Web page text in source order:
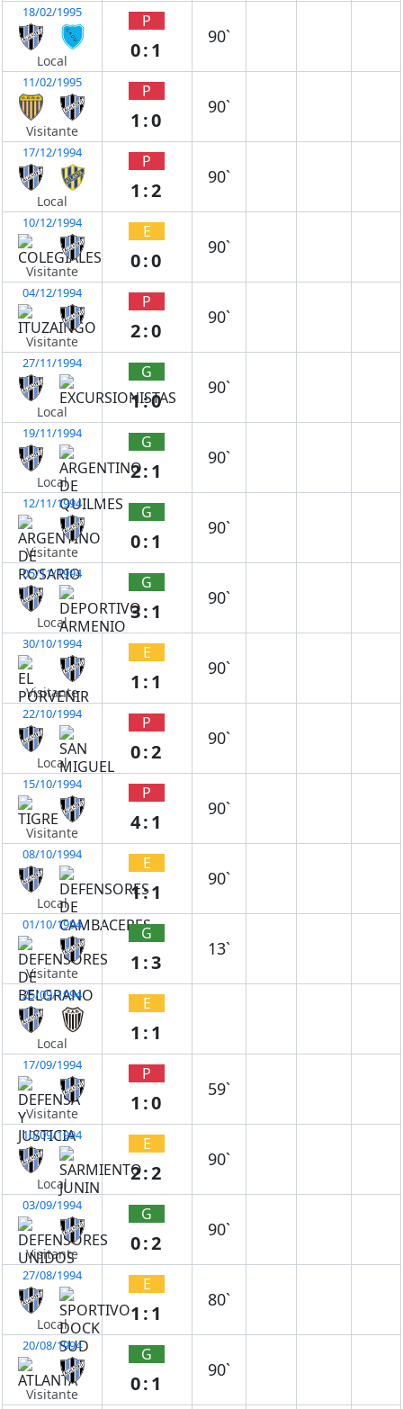
18/02/1995
Local
P
0:1
90`
11/02/1995
Visitante
P
1:0
90`
17/12/1994
Local
P
1:2
90`
10/12/1994
Visitante
E
0:0
90`
04/12/1994
Visitante
P
2:0
90`
27/11/1994
Local
G
1:0
90`
19/11/1994
Local
G
2:1
90`
12/11/1994
Visitante
G
0:1
90`
05/11/1994
Local
G
3:1
90`
30/10/1994
Visitante
E
1:1
90`
22/10/1994
Local
P
0:2
90`
15/10/1994
Visitante
P
4:1
90`
08/10/1994
Local
E
1:1
90`
01/10/1994
Visitante
G
1:3
13`
25/09/1994
Local
E
1:1
17/09/1994
Visitante
P
1:0
59`
10/09/1994
Local
E
2:2
90`
03/09/1994
Visitante
G
0:2
90`
27/08/1994
Local
E
1:1
80`
20/08/1994
Visitante
G
0:1
90`